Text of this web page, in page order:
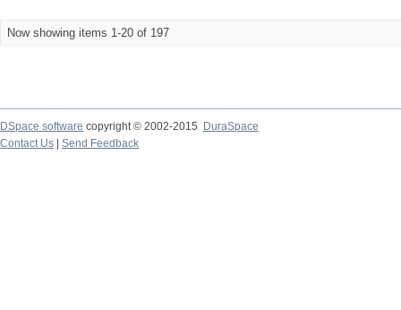
Now showing items 1-20 of 197
DSpace software copyright © 2002-2015
DuraSpace
Contact Us
Send Feedback